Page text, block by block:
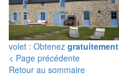
volet : Obtenez gratuitement
< Page précédente
Retour au sommaire